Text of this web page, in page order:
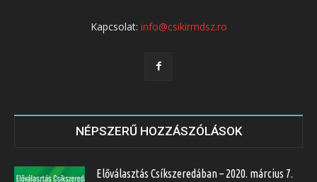
Kapcsolat: info@csikirmdsz.ro
NÉPSZERŰ HOZZÁSZÓLÁSOK
Előválasztás Csíkszeredában – 2020. március 7.